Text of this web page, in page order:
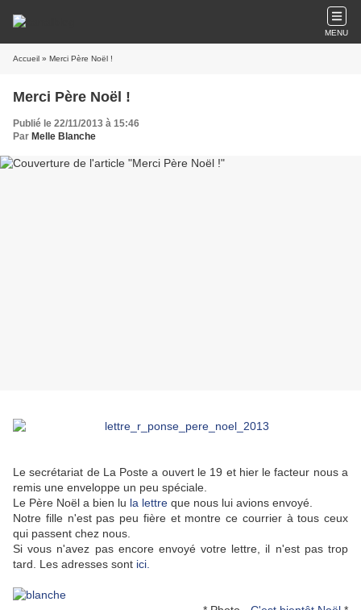
MENU
Accueil » Merci Père Noël !
Merci Père Noël !
Publié le 22/11/2013 à 15:46
Par Melle Blanche
Le secrétariat de La Poste a ouvert le 19 et hier le facteur nous a
remis une enveloppe un peu spéciale.
Le Père Noël a bien lu la lettre que nous lui avions envoyé.
Notre fille n'est pas peu fière et montre ce courrier à tous ceux
qui passent chez nous.
Si vous n'avez pas encore envoyé votre lettre, il n'est pas trop
tard. Les adresses sont ici.